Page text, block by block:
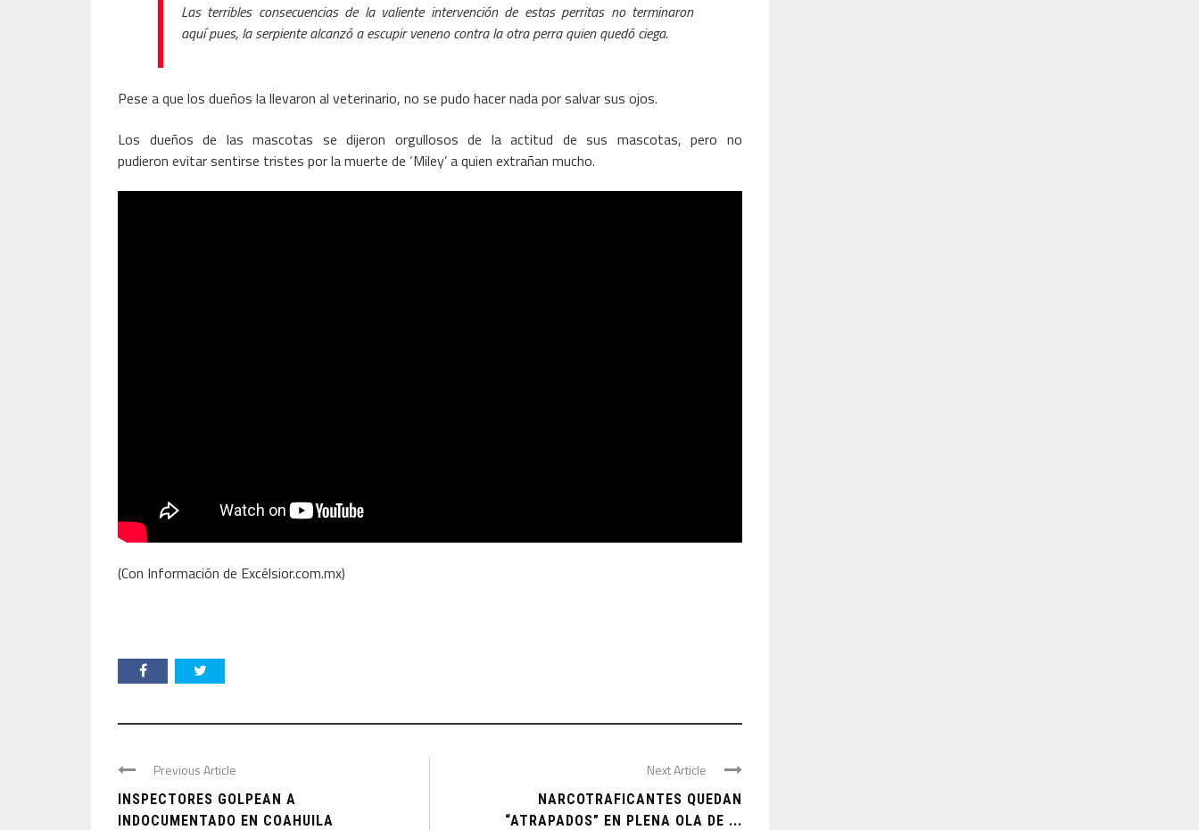
Las terribles consecuencias de la valiente intervención de estas perritas no terminaron
aquí pues, la serpiente alcanzó a escupir veneno contra la otra perra quien quedó ciega.
Pese a que los dueños la llevaron al veterinario, no se pudo hacer nada por salvar sus ojos.
Los dueños de las mascotas se dijeron orgullosos de la actitud de sus mascotas, pero no
pudieron evitar sentirse tristes por la muerte de ‘Miley’ a quien extrañan mucho.
(Con Información de Excélsior.com.mx)
Previous Article
INSPECTORES GOLPEAN A
INDOCUMENTADO EN COAHUILA
Next Article
NARCOTRAFICANTES QUEDAN
“ATRAPADOS” EN PLENA OLA DE ...